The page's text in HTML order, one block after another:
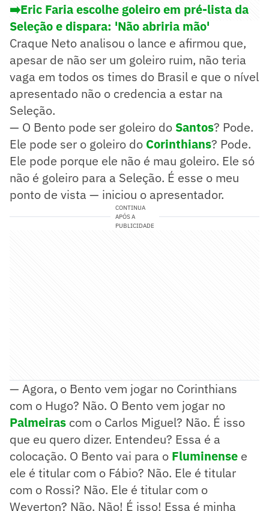
➡️Eric Faria escolhe goleiro em pré-lista da
Seleção e dispara: 'Não abriria mão'
Craque Neto analisou o lance e afirmou que,
apesar de não ser um goleiro ruim, não teria
vaga em todos os times do Brasil e que o nível
apresentado não o credencia a estar na
Seleção.
— O Bento pode ser goleiro do Santos? Pode.
Ele pode ser o goleiro do Corinthians? Pode.
Ele pode porque ele não é mau goleiro. Ele só
não é goleiro para a Seleção. É esse o meu
ponto de vista — iniciou o apresentador.
CONTINUA
APÓS A
PUBLICIDADE
— Agora, o Bento vem jogar no Corinthians
com o Hugo? Não. O Bento vem jogar no
Palmeiras com o Carlos Miguel? Não. É isso
que eu quero dizer. Entendeu? Essa é a
colocação. O Bento vai para o Fluminense e
ele é titular com o Fábio? Não. Ele é titular
com o Rossi? Não. Ele é titular com o
Weverton? Não. Não! É isso! Essa é minha